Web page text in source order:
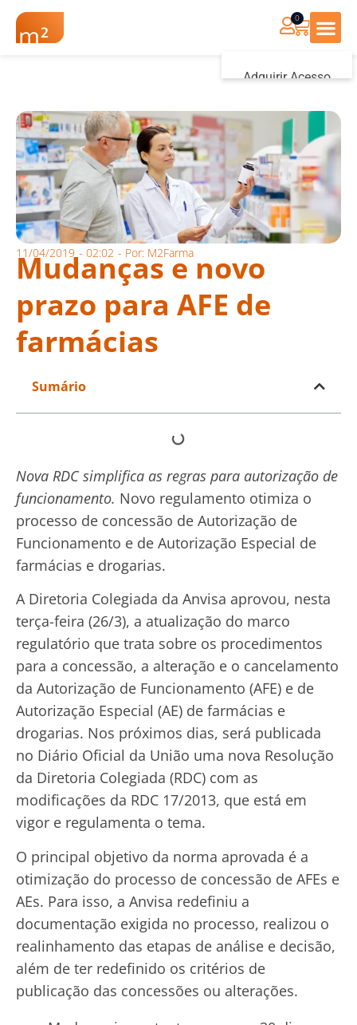
Adquirir Acesso
0
11/04/2019 - 02:02 - Por: M2Farma
Mudanças e novo
prazo para AFE de
farmácias
Sumário
Nova RDC simplifica as regras para autorização de
funcionamento. Novo regulamento otimiza o
processo de concessão de Autorização de
Funcionamento e de Autorização Especial de
farmácias e drogarias.
A Diretoria Colegiada da Anvisa aprovou, nesta
terça-feira (26/3), a atualização do marco
regulatório que trata sobre os procedimentos
para a concessão, a alteração e o cancelamento
da Autorização de Funcionamento (AFE) e de
Autorização Especial (AE) de farmácias e
drogarias. Nos próximos dias, será publicada
no Diário Oficial da União uma nova Resolução
da Diretoria Colegiada (RDC) com as
modificações da RDC 17/2013, que está em
vigor e regulamenta o tema.
O principal objetivo da norma aprovada é a
otimização do processo de concessão de AFEs e
AEs. Para isso, a Anvisa redefiniu a
documentação exigida no processo, realizou o
realinhamento das etapas de análise e decisão,
além de ter redefinido os critérios de
publicação das concessões ou alterações.